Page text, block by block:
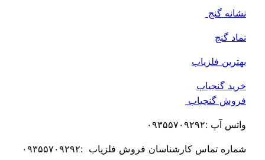
کارشناسان فروش فلزیاب :۰۹۳۵۵۷۰۹۲۹۲